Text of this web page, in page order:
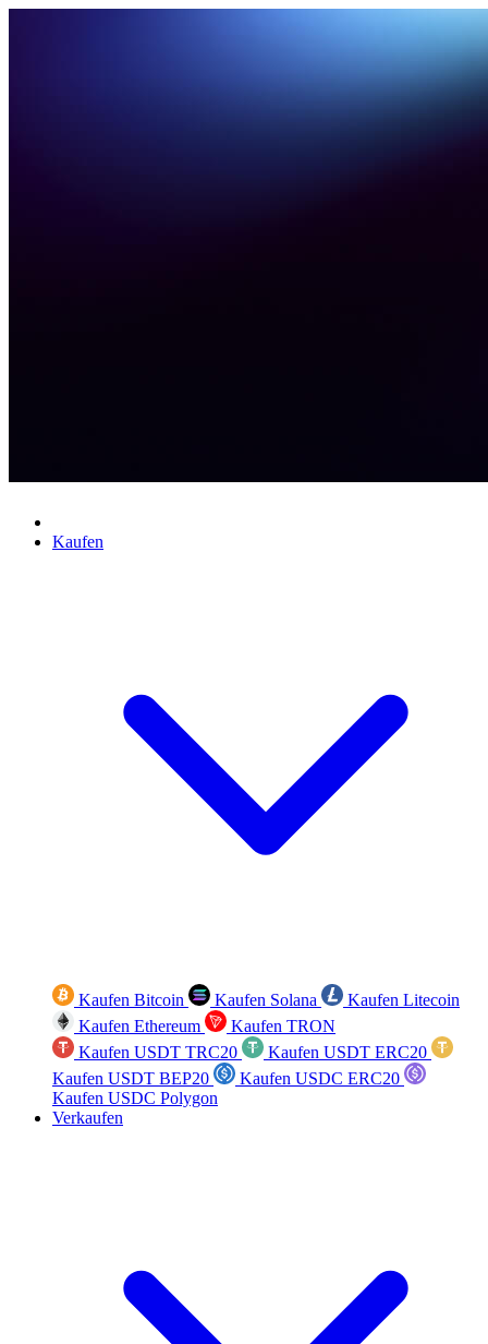
Kaufen
Kaufen Bitcoin Kaufen Solana
Kaufen Litecoin
Kaufen Ethereum
Kaufen TRON
Kaufen USDT TRC20
Kaufen USDT ERC20
Kaufen USDT BEP20
Kaufen USDC ERC20
Kaufen USDC Polygon
Verkaufen